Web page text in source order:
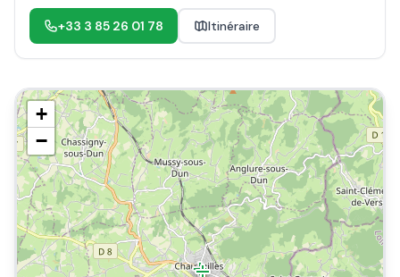
+33 3 85 26 01 78 Itinéraire
+
−